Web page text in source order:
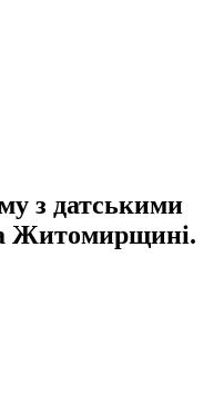
з датськими
Житомирщині.